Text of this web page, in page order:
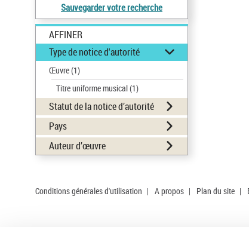
Sauvegarder votre recherche
AFFINER
Type de notice d'autorité
Œuvre(1)
Titre uniforme musical(1)
Statut de la notice d’autorité
Pays
Auteur d’œuvre
Conditions générales d'utilisation | A propos | Plan du site |